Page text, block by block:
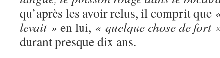
qu’après les avoir relus, il comprit que
levait » en lui, « quelque chose de fort
durant presque dix ans.